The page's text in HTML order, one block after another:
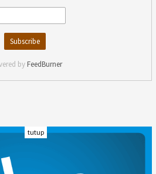
by FeedBurner
tutup